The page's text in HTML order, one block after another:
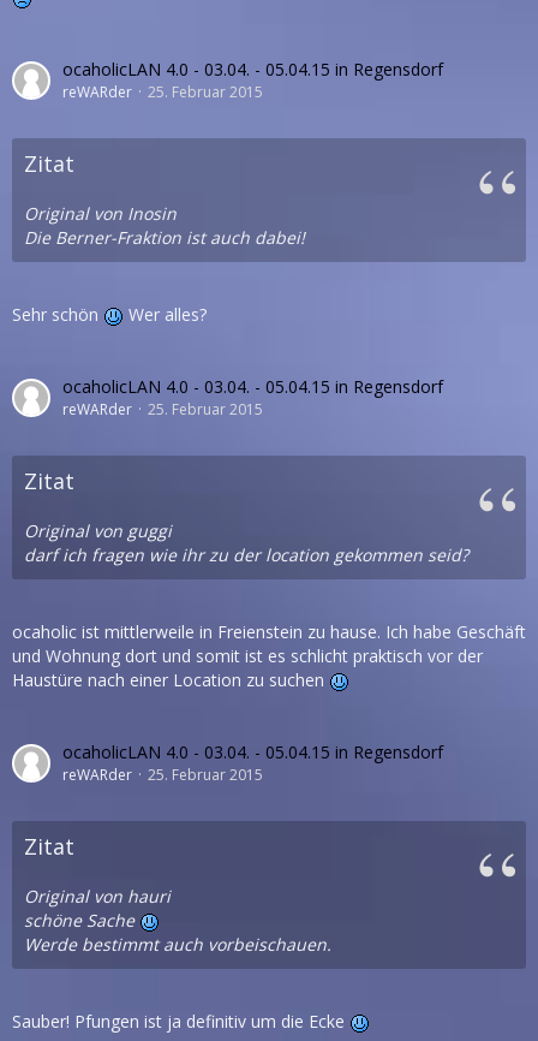
ocaholicLAN 4.0 - 03.04. - 05.04.15 in Regensdorf
reWARder 25. Februar 2015
Zitat
Original von Inosin
Die Berner-Fraktion ist auch dabei!
Sehr schön Wer alles?
ocaholicLAN 4.0 - 03.04. - 05.04.15 in Regensdorf
reWARder 25. Februar 2015
Zitat
Original von guggi
darf ich fragen wie ihr zu der location gekommen seid?
ocaholic ist mittlerweile in Freienstein zu hause. Ich habe Geschäft
und Wohnung dort und somit ist es schlicht praktisch vor der
Haustüre nach einer Location zu suchen
ocaholicLAN 4.0 - 03.04. - 05.04.15 in Regensdorf
reWARder 25. Februar 2015
Zitat
Original von hauri
schöne Sache
Werde bestimmt auch vorbeischauen.
Sauber! Pfungen ist ja definitiv um die Ecke